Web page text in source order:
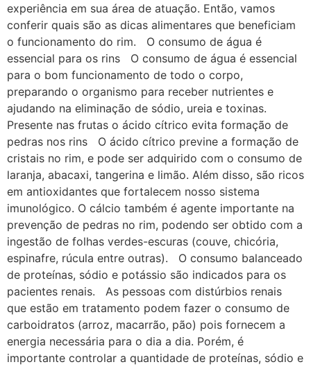
experiência em sua área de atuação. Então, vamos
conferir quais são as dicas alimentares que beneficiam
o funcionamento do rim. O consumo de água é
essencial para os rins O consumo de água é essencial
para o bom funcionamento de todo o corpo,
preparando o organismo para receber nutrientes e
ajudando na eliminação de sódio, ureia e toxinas.
Presente nas frutas o ácido cítrico evita formação de
pedras nos rins O ácido cítrico previne a formação de
cristais no rim, e pode ser adquirido com o consumo de
laranja, abacaxi, tangerina e limão. Além disso, são ricos
em antioxidantes que fortalecem nosso sistema
imunológico. O cálcio também é agente importante na
prevenção de pedras no rim, podendo ser obtido com a
ingestão de folhas verdes-escuras (couve, chicória,
espinafre, rúcula entre outras). O consumo balanceado
de proteínas, sódio e potássio são indicados para os
pacientes renais. As pessoas com distúrbios renais
que estão em tratamento podem fazer o consumo de
carboidratos (arroz, macarrão, pão) pois fornecem a
energia necessária para o dia a dia. Porém, é
importante controlar a quantidade de proteínas, sódio e